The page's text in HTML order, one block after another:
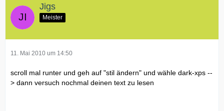
Jigs
Meister
11. Mai 2010 um 14:50
scroll mal runter und geh auf "stil ändern" und wähle dark-xps --
> dann versuch nochmal deinen text zu lesen